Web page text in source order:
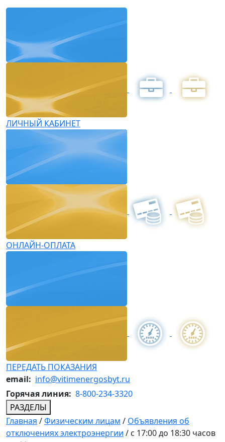
ЛИЧНЫЙ КАБИНЕТ
ОНЛАЙН-ОПЛАТА
ПЕРЕДАТЬ ПОКАЗАНИЯ
email: info@vitimenergosbyt.ru
Горячая линия: 8-800-234-3320
РАЗДЕЛЫ
Главная /Физическим лицам / Объявления об
отключениях электроэнергии / с 17:00 до 18:30 часов